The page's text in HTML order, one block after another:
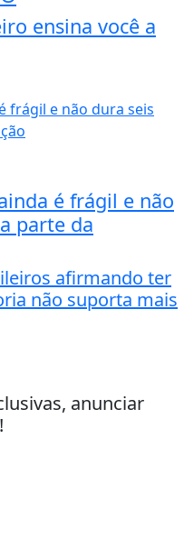
ensina você a
é frágil e não
parte da
afirmando ter
não suporta mais
anunciar